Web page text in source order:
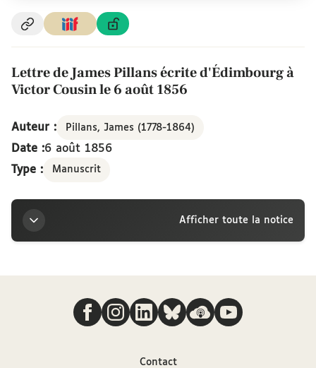
Lettre de James Pillans écrite d'Édimbourg à
Victor Cousin le 6 août 1856
Auteur : Pillans, James (1778-1864)
Date :6 août 1856
Type :
Manuscrit
Afficher toute la notice
Titre
Lettre de James Pillans écrite d'Édimbourg à Victor
Cousin le 6 août 1856
Nous suivre
Contact